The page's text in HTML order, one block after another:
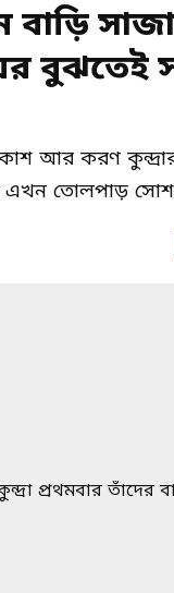
বাড়ি
বুঝতেই
আর করণ
তোলপাড়